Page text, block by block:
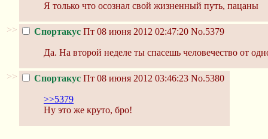
Я только что осознал свой жизненный путь, пацаны
>> Спортакус Пт 08 июня 2012 02:47:20 No.5379
Да. На второй неделе ты спасешь человечество от
>> Спортакус Пт 08 июня 2012 03:46:23 No.5380
>>5379
Ну это же круто, бро!